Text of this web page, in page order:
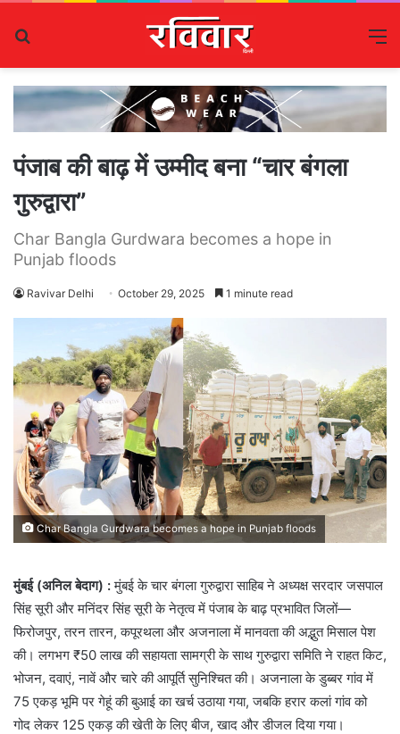
पंजाब की बाढ़ में उम्मीद बना “चार बंगला
गुरुद्वारा”
Char Bangla Gurdwara becomes a hope in
Punjab floods
Ravivar Delhi October 29, 2025 1 minute read
Char Bangla Gurdwara becomes a hope in Punjab floods
मुंबई (अनिल बेदाग) :मुंबई के चार बंगला गुरुद्वारा साहिब ने अध्यक्ष सरदार जसपाल
सिंह सूरी और मनिंदर सिंह सूरी के नेतृत्व में पंजाब के बाढ़ प्रभावित जिलों—
फिरोजपुर, तरन तारन, कपूरथला और अजनाला में मानवता की अद्भुत मिसाल पेश
की। लगभग ₹50 लाख की सहायता सामग्री के साथ गुरुद्वारा समिति ने राहत किट,
भोजन, दवाएं, नावें और चारे की आपूर्ति सुनिश्चित की। अजनाला के डुब्बर गांव में
75 एकड़ भूमि पर गेहूं की बुआई का खर्च उठाया गया, जबकि हरार कलां गांव को
गोद लेकर 125 एकड़ की खेती के लिए बीज, खाद और डीजल दिया गया।